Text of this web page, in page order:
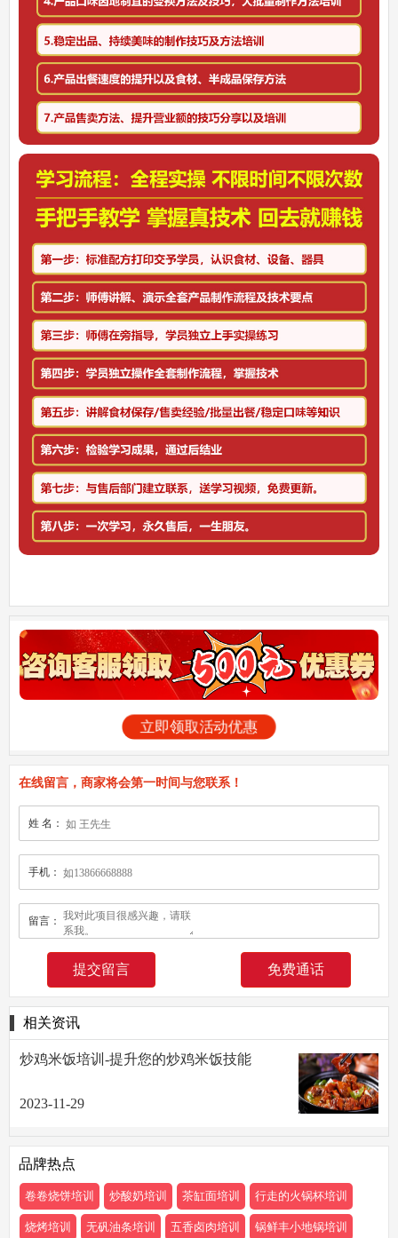
立即领取活动优惠
在线留言，商家将会第一时间与您联系！
姓 名：
手机：
留言：
免费通话
相关资讯
炒鸡米饭培训-提升您的炒鸡米饭技能
2023-11-29
品牌热点
卷卷烧饼培训 炒酸奶培训 茶缸面培训 行走的火锅杯培训
烧烤培训 无矾油条培训 五香卤肉培训 锅鲜丰小地锅培训